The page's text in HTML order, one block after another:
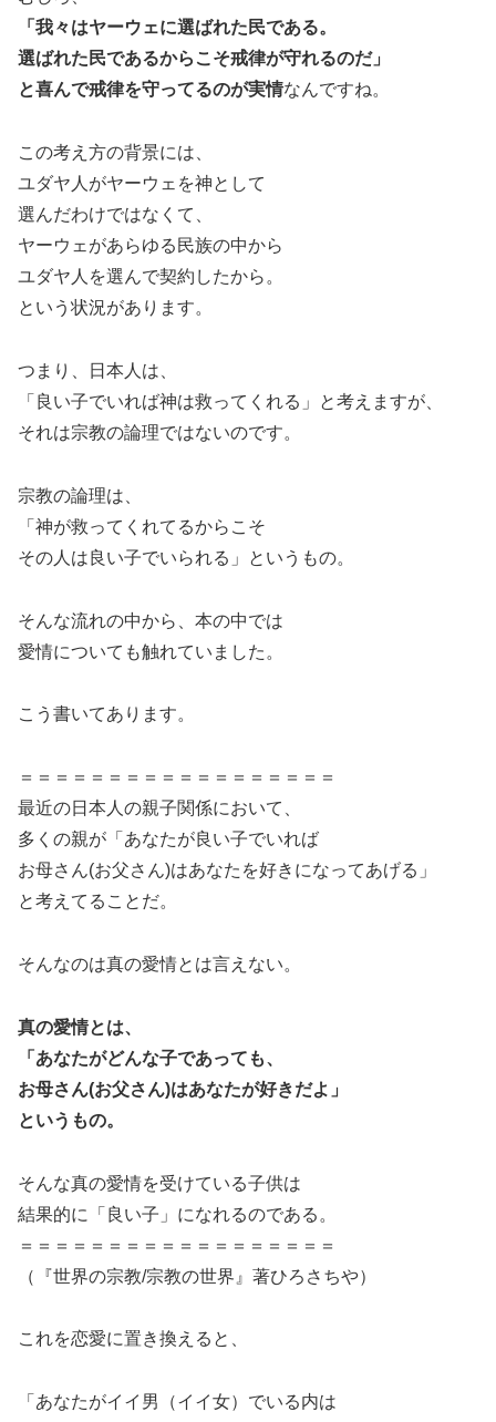
「我々はヤーウェに選ばれた民である。
選ばれた民であるからこそ戒律が守れるのだ」
と喜んで戒律を守ってるのが実情なんですね。
この考え方の背景には、
ユダヤ人がヤーウェを神として
選んだわけではなくて、
ヤーウェがあらゆる民族の中から
ユダヤ人を選んで契約したから。
という状況があります。
つまり、日本人は、
「良い子でいれば神は救ってくれる」と考えますが、
それは宗教の論理ではないのです。
宗教の論理は、
「神が救ってくれてるからこそ
その人は良い子でいられる」というもの。
そんな流れの中から、本の中では
愛情についても触れていました。
こう書いてあります。
＝＝＝＝＝＝＝＝＝＝＝＝＝＝＝＝＝＝
最近の日本人の親子関係において、
多くの親が「あなたが良い子でいれば
お母さん(お父さん)はあなたを好きになってあげる」
と考えてることだ。
そんなのは真の愛情とは言えない。
真の愛情とは、
「あなたがどんな子であっても、
お母さん(お父さん)はあなたが好きだよ」
というもの。
そんな真の愛情を受けている子供は
結果的に「良い子」になれるのである。
＝＝＝＝＝＝＝＝＝＝＝＝＝＝＝＝＝＝
（『世界の宗教/宗教の世界』著ひろさちや）
これを恋愛に置き換えると、
「あなたがイイ男（イイ女）でいる内は